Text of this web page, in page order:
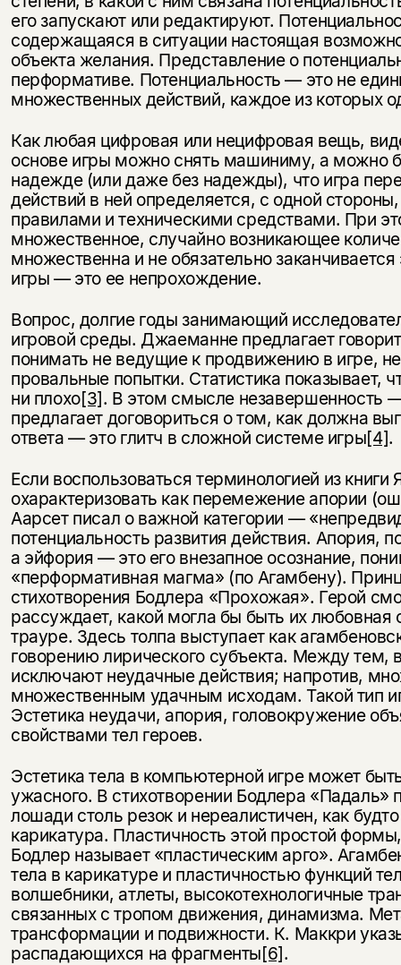
его запускают или редактируют.
содержащаяся в ситуации настоящая
объекта желания. Представление о
перформативе. Потенциальность — это не
множественных действий, каждое из которых
Как любая цифровая или нецифровая вещь,
основе игры можно снять машиниму, а можно
надежде (или даже без надежды), что игра
действий в ней определяется, с одной
правилами и техническими средствами. При
множественное, случайно возникающее
множественна и не обязательно
игры — это ее непрохождение.
Вопрос, долгие годы занимающий
игровой среды. Джаеманне предлагает
понимать не ведущие к продвижению в игре,
провальные попытки. Статистика показывает,
ни плохо[3]. В этом смысле незавершенность
предлагает договориться о том, как должна
ответа — это глитч в сложной системе игры[4].
Если воспользоваться терминологией из книги
охарактеризовать как перемежение апории
Аарсет писал о важной категории —
потенциальность развития действия.
а эйфория — это его внезапное осознание,
«перформативная магма» (по Агамбену).
стихотворения Бодлера «Прохожая». Герой
рассуждает, какой могла бы быть их любовная
трауре. Здесь толпа выступает как
говорению лирического субъекта. Между тем,
исключают неудачные действия; напротив,
множественным удачным исходам. Такой тип
Эстетика неудачи, апория, головокружение
свойствами тел героев.
Эстетика тела в компьютерной игре может
ужасного. В стихотворении Бодлера
лошади столь резок и нереалистичен, как
карикатура. Пластичность этой простой
Бодлер называет «пластическим арго».
тела в карикатуре и пластичностью функций
волшебники, атлеты, высокотехнологичные
связанных с тропом движения, динамизма.
трансформации и подвижности. К. Маккри
распадающихся на фрагменты[6].